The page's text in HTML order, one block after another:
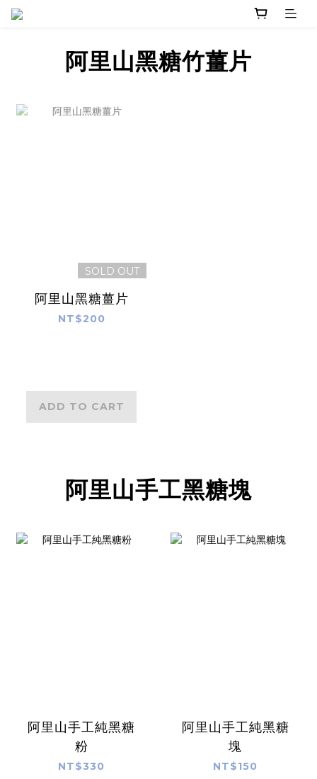
阿里山黑糖竹薑片
SOLD OUT
阿里山黑糖薑片
NT$200
ADD TO CART
阿里山手工黑糖塊
阿里山手工純黑糖
粉
NT$330
阿里山手工純黑糖
塊
NT$150